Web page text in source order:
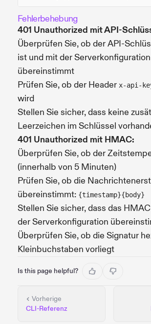
Fehlerbehebung
401 Unauthorized mit API-
Überprüfen Sie, ob der API-
ist und mit der Serverkonfiguration
übereinstimmt
Prüfen Sie, ob der Header x-api-
wird
Stellen Sie sicher, dass keine
Leerzeichen im Schlüssel
401 Unauthorized mit HMAC:
Überprüfen Sie, ob der
(innerhalb von 5 Minuten)
Prüfen Sie, ob die
übereinstimmt: {timestamp}{body}
Stellen Sie sicher, dass das
der Serverkonfiguration
Überprüfen Sie, ob die Signatur
Kleinbuchstaben vorliegt
Is this page helpful?
Vorherige
CLI-Referenz